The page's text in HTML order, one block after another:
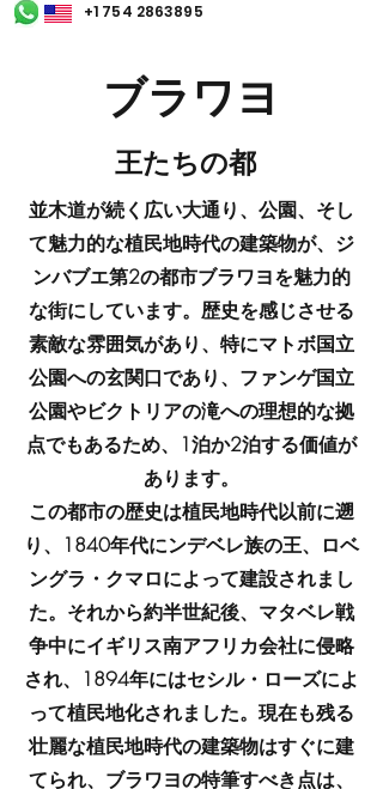
+1 754 2863895
ブラワヨ
王たちの都
並木道が続く広い大通り、公園、そし
て魅力的な植民地時代の建築物が、ジ
ンバブエ第2の都市ブラワヨを魅力的
な街にしています。歴史を感じさせる
素敵な雰囲気があり、特にマトボ国立
公園への玄関口であり、ファンゲ国立
公園やビクトリアの滝への理想的な拠
点でもあるため、1泊か2泊する価値が
あります。
この都市の歴史は植民地時代以前に遡
り、1840年代にンデベレ族の王、ロベ
ングラ・クマロによって建設されまし
た。それから約半世紀後、マタベレ戦
争中にイギリス南アフリカ会社に侵略
され、1894年にはセシル・ローズによ
って植民地化されました。現在も残る
壮麗な植民地時代の建築物はすぐに建
てられ、ブラワヨの特筆すべき点は、